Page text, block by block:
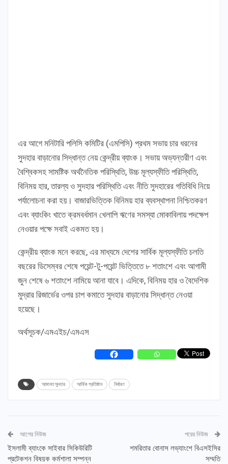
এর আগে মনিটারি পলিসি কমিটির (এমপিসি) প্রথম সভায় চার ধরনের
সুদহার বাড়ানোর সিদ্ধান্ত নেয় কেন্দ্রীয় ব্যাংক। সভায় অভ্যন্তরীণ এবং
বৈশ্বিকসহ সামষ্টিক অর্থনৈতিক পরিস্থিতি, উচ্চ মূল্যস্ফীতি পরিস্থিতি,
বিনিময় হার, তারল্য ও সুদহার পরিস্থিতি এবং নীতি সুদহারের গতিবিধি নিয়ে
পর্যালোচনা করা হয়। বাজারভিত্তিক বিনিময় হার ব্যবস্থাপনা নিশ্চিতকরণ
এবং ব্যাংকিং খাতে ক্রমবর্ধমান খেলাপি ঋণের সমস্যা মোকাবিলায় পদক্ষেপ
নেওয়ার পক্ষে সবাই একমত হয়।
কেন্দ্রীয় ব্যাংক মনে করছে, এর মাধ্যমে দেশের সার্বিক মূল্যস্ফীতি চলতি
বছরের ডিসেম্বর শেষে পয়েন্ট-টু-পয়েন্ট ভিত্তিতে ৮ শতাংশে এবং আগামী
জুন শেষে ৬ শতাংশে নামিয়ে আনা যাবে। এদিকে, বিনিময় হার ও বৈদেশিক
মুদ্রার রিজার্ভের ওপর চাপ কমাতে সুদহার বাড়ানোর সিদ্ধান্ত নেওয়া
হয়েছে।
অর্থসূচক/এমএইচ/এমএস
আমানত সুদহার আর্থিক প্রতিষ্ঠান নির্ধারণ
আগের নিউজ
ইসলামী ব্যাংকে সাইবার সিকিউরিটি
প্রটেকশন বিষয়ক কর্মশালা সম্পন্ন
পরের নিউজ
শমরিতার বোনাস লভ্যাংশে বিএসইসির
সম্মতি